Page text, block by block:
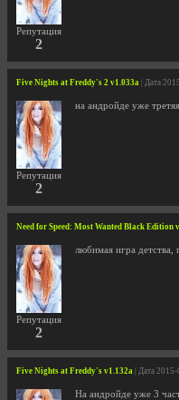
Репутация
2
Five Nights at Freddy's 2 v1.033a | Дата
Репутация
2
на андройде уже
Need for Speed: Most Wanted Black Edition
Репутация
2
любимая игра детства,
Five Nights at Freddy's v1.132a | Дата
На андройде уже 3